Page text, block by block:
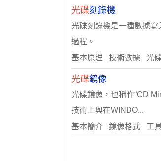
光碟刻錄機
光碟刻錄機是一種數據
過程。
基本原理 技術數據 光
光碟鏡像
光碟鏡像，也稱作“CD
技術上與在WINDO...
基本簡介 鏡像格式 工